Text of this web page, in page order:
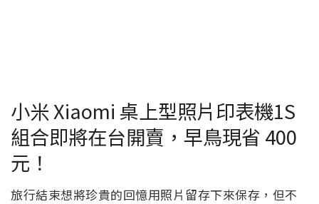
小米 Xiaomi 桌上型照片印表機1S
組合即將在台開賣，早鳥現省 400
元！
旅行結束想將珍貴的回憶用照片留存下來保存，但不